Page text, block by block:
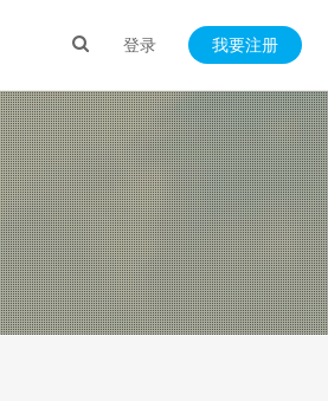
登录 我要注册